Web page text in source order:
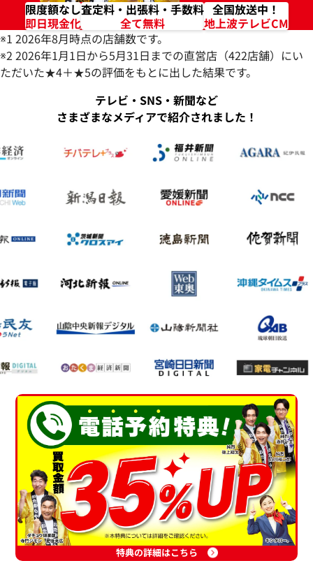
限度額なし
即日現金化
査定料・出張料・手数料
全て無料
全国放送中！
地上波テレビCM
※1 2026年8月時点の店舗数です。
※2 2026年1月1日から5月31日までの直営店（422店舗）にい
ただいた★4＋★5の評価をもとに出した結果です。
テレビ・SNS・新聞など
さまざまなメディアで紹介されました！
特典の詳細はこちら